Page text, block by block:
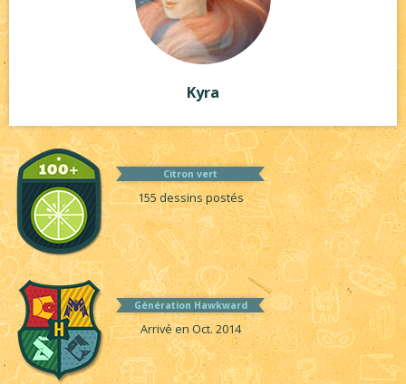
Kyra
Citron vert
155 dessins postés
Génération Hawkward
Arrivé en Oct. 2014